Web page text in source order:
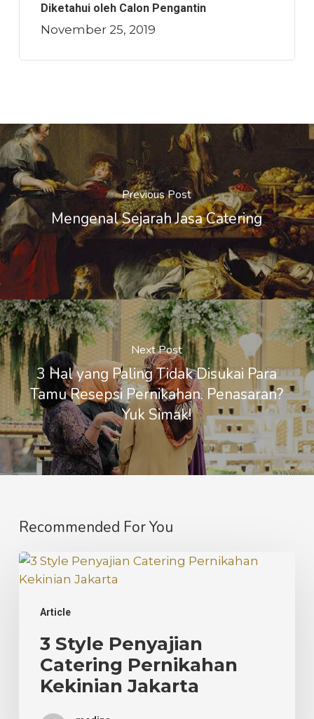
Diketahui oleh Calon Pengantin
November 25, 2019
Previous Post
Mengenal Sejarah Jasa Catering
Next Post
3 Hal yang Paling Tidak Disukai Para
Tamu Resepsi Pernikahan. Penasaran?
Yuk Simak!
Recommended For You
Article
3
Style
Catering
Kekinian
Jakarta
3 Style Penyajian
Catering Pernikahan
Kekinian Jakarta